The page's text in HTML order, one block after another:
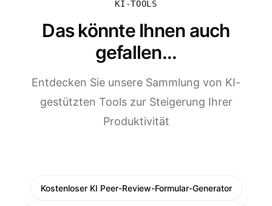
KI-TOOLS
Das könnte Ihnen auch
gefallen...
Entdecken Sie unsere Sammlung von KI-
gestützten Tools zur Steigerung Ihrer
Produktivität
Kostenloser KI Peer-Review-Formular-Generator